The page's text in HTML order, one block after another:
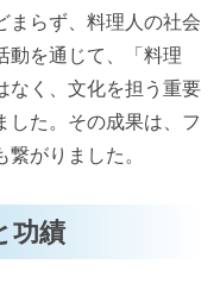
まらず、料理人の社会
動を通じて、「料理
なく、文化を担う重要
した。その成果は、フ
がりました。
功績